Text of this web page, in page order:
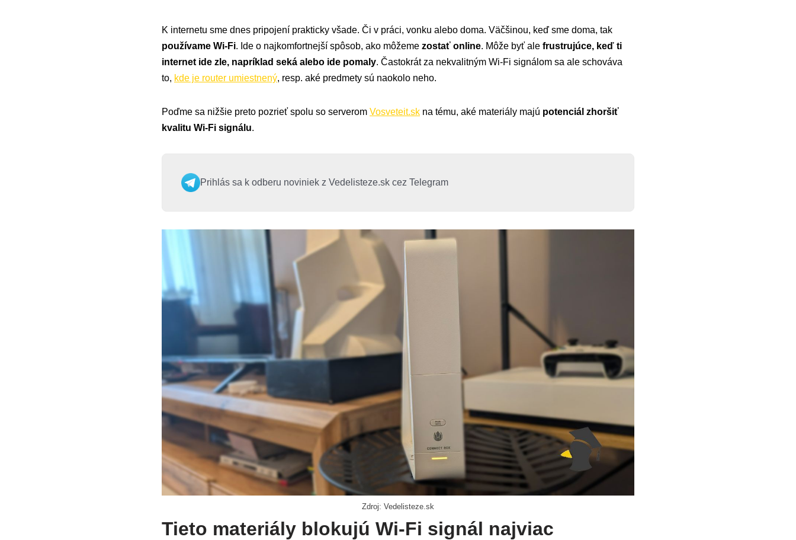
K internetu sme dnes pripojení prakticky všade. Či v práci, vonku alebo doma. Väčšinou, keď sme doma, tak
používame Wi-Fi. Ide o najkomfortnejší spôsob, ako môžeme zostať online. Môže byť ale frustrujúce, keď ti
internet ide zle, napríklad seká alebo ide pomaly. Častokrát za nekvalitným Wi-Fi signálom sa ale schováva
to, kde je router umiestnený, resp. aké predmety sú naokolo neho.
Poďme sa nižšie preto pozrieť spolu so serverom Vosveteit.sk na tému, aké materiály majú potenciál zhoršiť
kvalitu Wi-Fi signálu.
Prihlás sa k odberu noviniek z Vedelisteze.sk cez Telegram
Zdroj: Vedelisteze.sk
Tieto materiály blokujú Wi-Fi signál najviac